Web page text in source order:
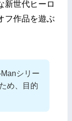
新世代ヒーロ
フ作品を遊ぶ
シリー
め、目的